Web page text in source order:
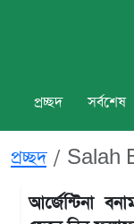
প্রচ্ছদ সর্বশেষ
প্রচ্ছদ Salah
আর্জেন্টিনা